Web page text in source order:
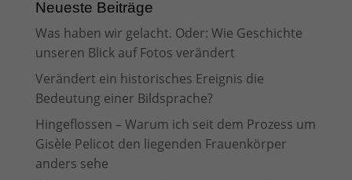
Neueste Beiträge
Was haben wir gelacht. Oder: Wie Geschichte
unseren Blick auf Fotos verändert
Verändert ein historisches Ereignis die
Bedeutung einer Bildsprache?
Hingeflossen – Warum ich seit dem Prozess um
Gisèle Pelicot den liegenden Frauenkörper
anders sehe